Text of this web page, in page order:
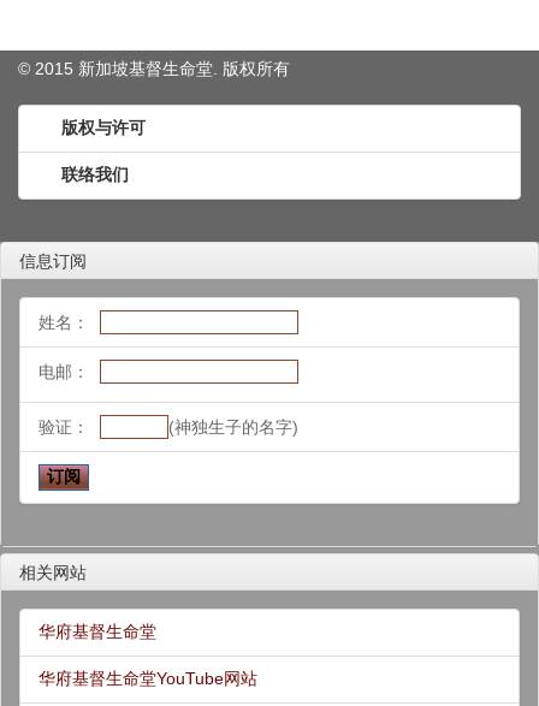
© 2015 新加坡基督生命堂. 版权所有
版权与许可
联络我们
信息订阅
姓名：
电邮：
验证： (神独生子的名字)
相关网站
华府基督生命堂
华府基督生命堂YouTube网站